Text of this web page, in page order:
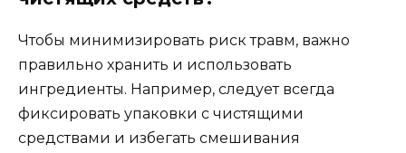
Чтобы минимизировать риск травм, важно
правильно хранить и использовать
ингредиенты. Например, следует всегда
фиксировать упаковки с чистящими
средствами и избегать смешивания